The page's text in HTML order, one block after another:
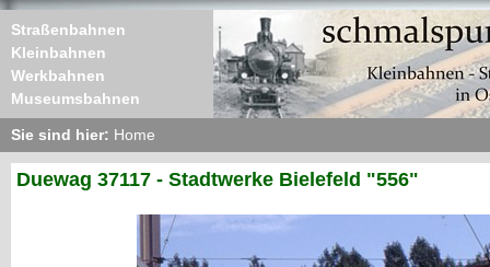
Straßenbahnen
Kleinbahnen
Werkbahnen
Museumsbahnen
Sie sind hier: Home
Duewag 37117 - Stadtwerke Bielefeld "556"